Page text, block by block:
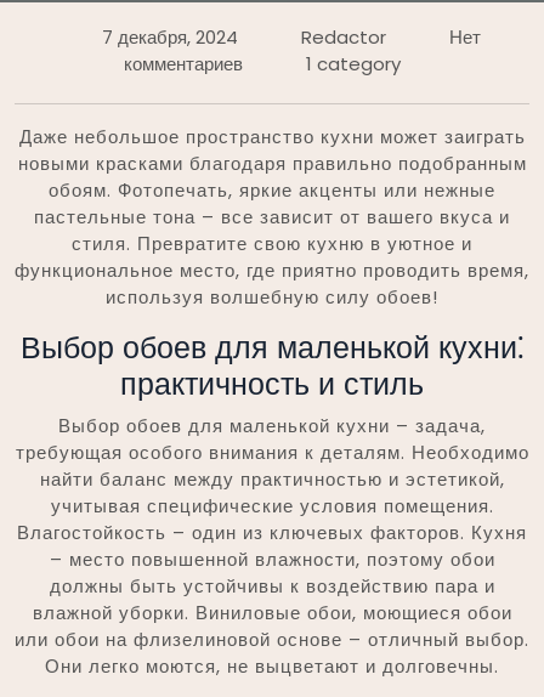
7 декабря, 2024 Redactor
Нет
комментариев
1 category
Даже небольшое пространство кухни может заиграть
новыми красками благодаря правильно подобранным
обоям. Фотопечать, яркие акценты или нежные
пастельные тона – все зависит от вашего вкуса и
стиля. Превратите свою кухню в уютное и
функциональное место, где приятно проводить время,
используя волшебную силу обоев!
Выбор обоев для маленькой кухни⁚
практичность и стиль
Выбор обоев для маленькой кухни – задача,
требующая особого внимания к деталям. Необходимо
найти баланс между практичностью и эстетикой,
учитывая специфические условия помещения.
Влагостойкость – один из ключевых факторов. Кухня
– место повышенной влажности, поэтому обои
должны быть устойчивы к воздействию пара и
влажной уборки. Виниловые обои, моющиеся обои
или обои на флизелиновой основе – отличный выбор.
Они легко моются, не выцветают и долговечны.